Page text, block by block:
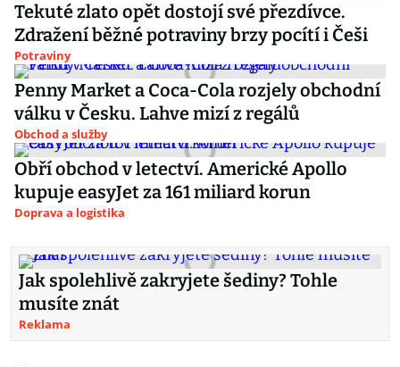
Tekuté zlato opět dostojí své přezdívce.
Zdražení běžné potraviny brzy pocítí i Češi
Potraviny
Penny Market a Coca-Cola rozjely obchodní
válku v Česku. Lahve mizí z regálů
Obchod a služby
Obří obchod v letectví. Americké Apollo
kupuje easyJet za 161 miliard korun
Doprava a logistika
Jak spolehlivě zakryjete šediny? Tohle
musíte znát
Reklama